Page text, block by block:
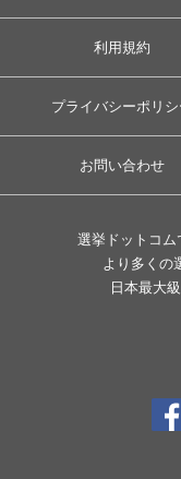
利用規約
プライバシーポリシ
お問い合わせ
選挙ドットコム
より多くの
日本最大